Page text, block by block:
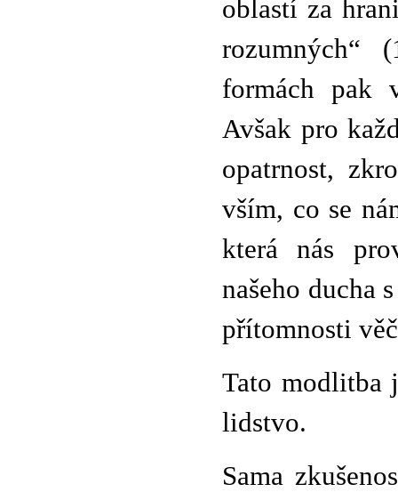
oblastí za
rozumných“
formách pak
Avšak pro
opatrnost,
vším, co se
která nás
našeho ducha
přítomnosti
Tato modlitba
lidstvo.
Sama